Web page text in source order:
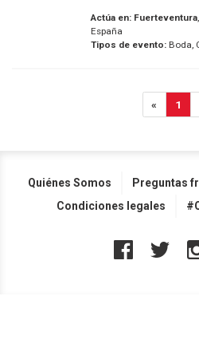
Actúa en: Fuerteventura
España
Tipos de evento:Boda,
« 1
Quiénes Somos Preguntas
Condiciones legales